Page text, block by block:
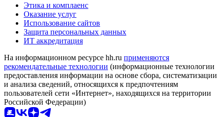
Этика и комплаенс
Оказание услуг
Использование сайтов
Защита персональных данных
ИТ аккредитация
На информационном ресурсе hh.ru применяются
рекомендательные технологии (информационные технологии
предоставления информации на основе сбора, систематизации
и анализа сведений, относящихся к предпочтениям
пользователей сети «Интернет», находящихся на территории
Российской Федерации)